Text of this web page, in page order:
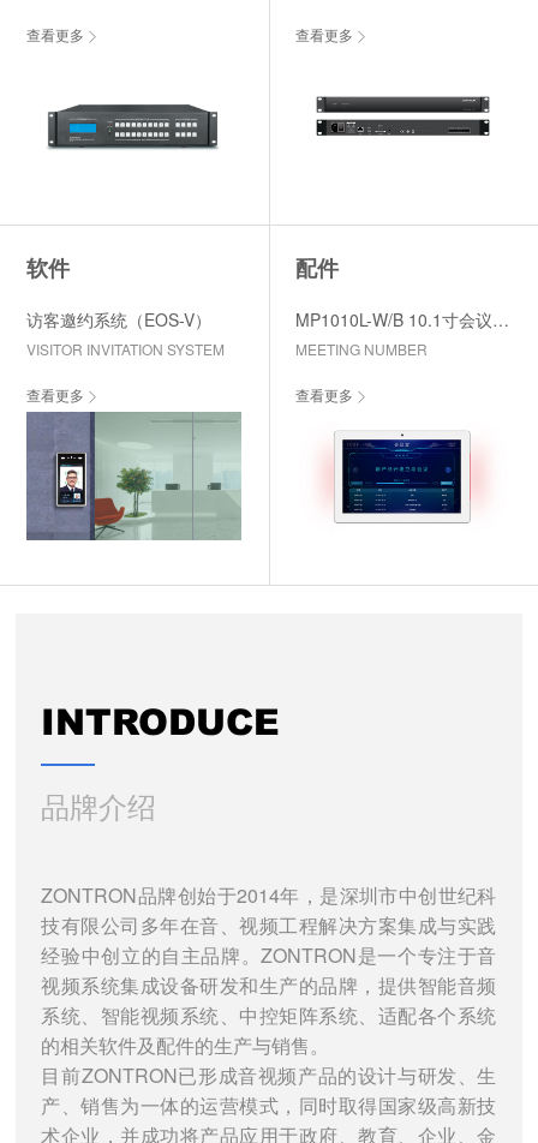
查看更多 查看更多
软件
访客邀约系统（EOS-V）
VISITOR INVITATION SYSTEM
查看更多
配件
MP1010L-W/B 10.1寸会议门牌
MEETING NUMBER
查看更多
INTRODUCE
品牌介绍
ZONTRON品牌创始于2014年，是深圳市中创世纪科
技有限公司多年在音、视频工程解决方案集成与实践
经验中创立的自主品牌。ZONTRON是一个专注于音
视频系统集成设备研发和生产的品牌，提供智能音频
系统、智能视频系统、中控矩阵系统、适配各个系统
的相关软件及配件的生产与销售。
目前ZONTRON已形成音视频产品的设计与研发、生
产、销售为一体的运营模式，同时取得国家级高新技
术企业，并成功将产品应用于政府、教育、企业、金